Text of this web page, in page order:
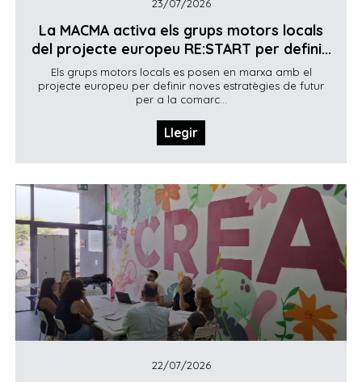
23/07/2026
La MACMA activa els grups motors locals
del projecte europeu RE:START per defini...
Els grups motors locals es posen en marxa amb el
projecte europeu per definir noves estratègies de futur
per a la comarc...
Llegir
22/07/2026